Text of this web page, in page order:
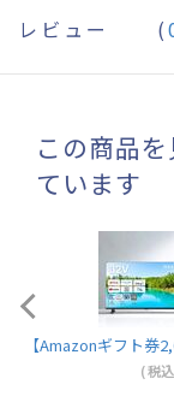
レビュー (
この商品
ています
【Amazonギフト券
( 税